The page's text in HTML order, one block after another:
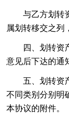
与乙方划转
属划转移交之列
四、划转资
意见后下达的通
五、划转资
不同类别分别明
本协议的附件。